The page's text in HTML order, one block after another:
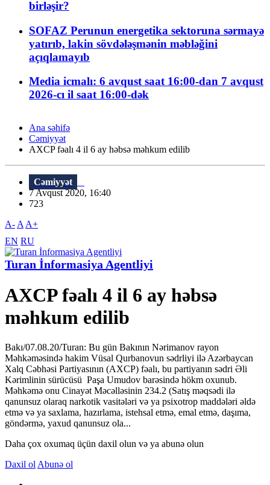
birləşir?
SOFAZ Perunun energetika sektoruna sərmayə
yatırıb, lakin sövdələşmənin məbləğini
açıqlamayıb
Media icmalı: 6 avqust saat 16:00-dan 7 avqust
2026-cı il saat 16:00-dək
Ana səhifə
Cəmiyyət
AXCP fəalı 4 il 6 ay həbsə məhkum edilib
Cəmiyyət
7 Avqust 2020, 16:40
723
A- A A+
EN RU
Turan İnformasiya Agentliyi
AXCP fəalı 4 il 6 ay həbsə
məhkum edilib
Bakı/07.08.20/Turan: Bu gün Bakının Nərimanov rayon
Məhkəməsində hakim Vüsal Qurbanovun sədrliyi ilə Azərbaycan
Xalq Cəbhəsi Partiyasının (AXCP) fəalı, bu partiyanın sədri Əli
Kərimlinin sürücüsü Paşa Umudov barəsində hökm oxunub.
Məhkəmə onu Cinayət Məcəlləsinin 234.2 (Satış məqsədi ilə
qanunsuz olaraq narkotik vasitələri və ya psixotrop maddələri əldə
etmə və ya saxlama, hazırlama, istehsal etmə, emal etmə, daşıma,
göndərmə, yaxud qanunsuz ola...
Daha çox oxumaq üçün daxil olun və ya abunə olun
Daxil ol Abunə ol